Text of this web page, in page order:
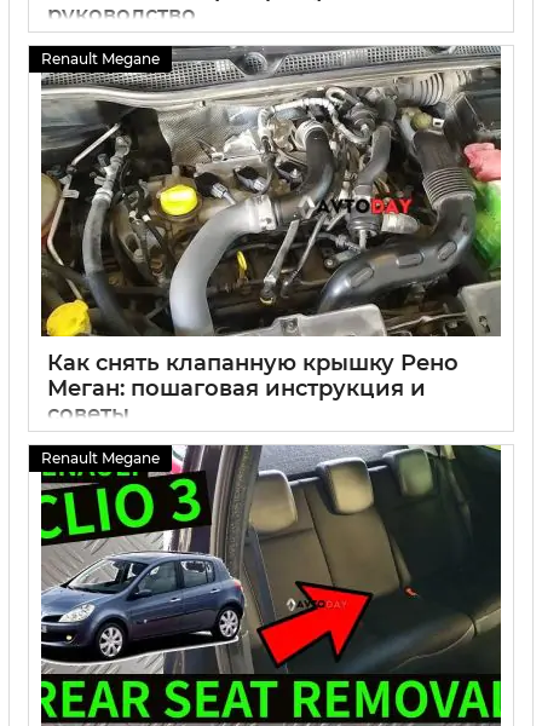
руководство
03 10 2024 6
Renault Megane
Как снять клапанную крышку Рено
Меган: пошаговая инструкция и
советы
03 10 2024 0
Renault Megane